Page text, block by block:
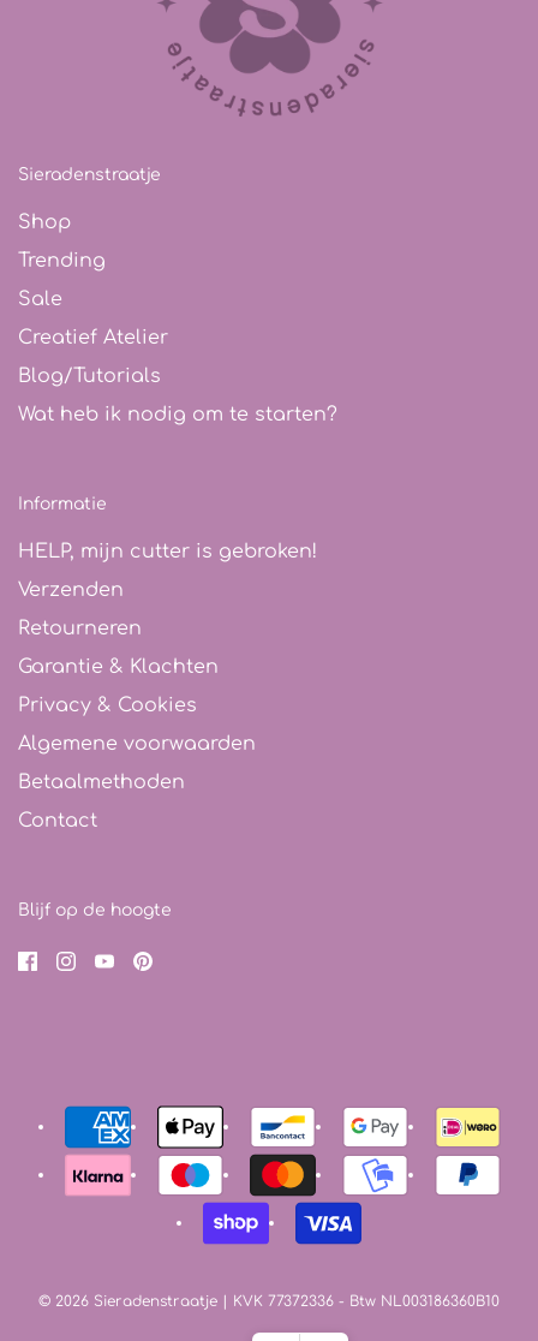
Sieradenstraatje
Shop
Trending
Sale
Creatief Atelier
Blog/Tutorials
Wat heb ik nodig om te starten?
Informatie
HELP, mijn cutter is gebroken!
Verzenden
Retourneren
Garantie & Klachten
Privacy & Cookies
Algemene voorwaarden
Betaalmethoden
Contact
Blijf op de hoogte
© 2026 Sieradenstraatje | KVK 77372336 - Btw NL003186360B10